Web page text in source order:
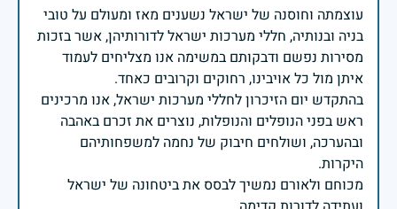
עוצמתה וחוסנה של ישראל נשענים מאז ומעולם על טובי
בניה ובנותיה, חללי מערכות ישראל לדורותיהן, אשר בזכות
מסירות נפשם ודבקותם במשימה אנו מצליחים לעמוד
בהתקדש יום הזיכרון לחללי מערכות ישראל, אנו מרכינים
ראש בפני הנופלים והנופלות, נוצרים את זכרם באהבה
ובהערכה, ושולחים חיבוק של נחמה למשפחותיהם
מכוחם ולאורם נמשיך לבסס את ביטחונה של ישראל